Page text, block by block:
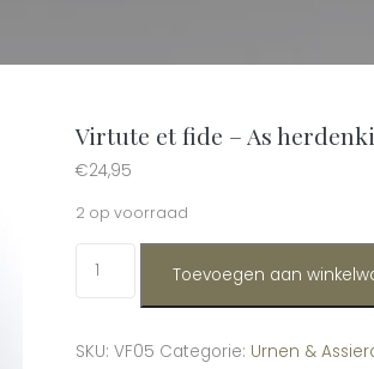
Virtute et fide – As
€24,95
2 op voorraad
Virtute et fide - As
Toevoegen aan
SKU:VF05 Categorie: Urnen &